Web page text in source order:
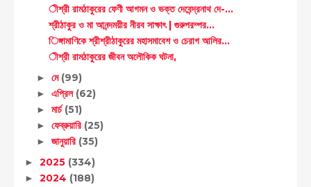
ীশ্রী রামঠাকুরের ফেণী আগমন ও ভক্ত দেবেন্দ্রনাথ দে-...
শ্রীঠাকুর ও মা আনন্দময়ীর নীরব সাক্ষাৎ | গুরুপরম্পর...
িঙ্গামাণিকে শ্রীশ্রীঠাকুরের মহাসমাবেশ ও চেরাগ আলির...
ীশ্রী রামঠাকুরের জীবন অলৌকিক ঘটনা,
► মে (99)
► এপ্রিল (62)
► মার্চ(51)
► ফেব্রুয়ারি (25)
► জানুয়ারি (35)
► 2025 (334)
► 2024 (188)